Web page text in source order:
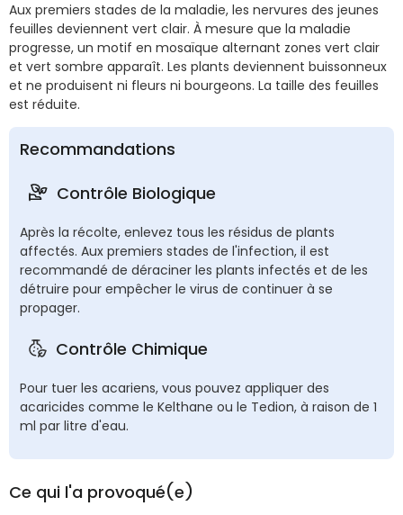
Aux premiers stades de la maladie, les nervures des jeunes
feuilles deviennent vert clair. À mesure que la maladie
progresse, un motif en mosaïque alternant zones vert clair
et vert sombre apparaît. Les plants deviennent buissonneux
et ne produisent ni fleurs ni bourgeons. La taille des feuilles
est réduite.
Recommandations
Contrôle Biologique
Après la récolte, enlevez tous les résidus de plants
affectés. Aux premiers stades de l'infection, il est
recommandé de déraciner les plants infectés et de les
détruire pour empêcher le virus de continuer à se
propager.
Contrôle Chimique
Pour tuer les acariens, vous pouvez appliquer des
acaricides comme le Kelthane ou le Tedion, à raison de 1
ml par litre d'eau.
Ce qui l'a provoqué(e)